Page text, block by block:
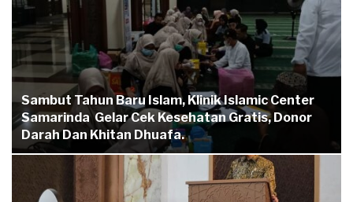
Sambut Tahun Baru Islam, Klinik Islamic Center
Samarinda Gelar Cek Kesehatan Gratis, Donor
Darah Dan Khitan Dhuafa.